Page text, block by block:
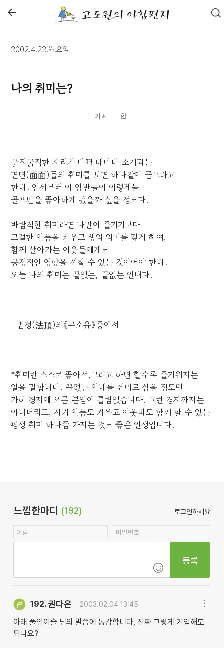
←
2002.4.22.월요일
나의 취미는?
굵직굵직한 자리가 바뀔 때마다 소개되는
면면(面面)들의 취미를 보면 하나같이 골프라고
한다. 언제부터 이 양반들이 이렇게들
골프만을 좋아하게 됐을까 싶을 정도다.
바람직한 취미라면 나만이 즐기기보다
고결한 인품을 키우고 생의 의미를 깊게 하여,
함께 살아가는 이웃들에게도
긍정적인 영향을 끼칠 수 있는 것이어야 한다.
오늘 나의 취미는 끝없는, 끝없는 인내다.
- 법정(法頂)의《무소유》중에서 -
*취미란 스스로 좋아서,그리고 하면 할수록 즐거워지는
일을 말합니다. 끝없는 인내를 취미로 삼을 정도면
가히 경지에 오른 분임에 틀림없습니다. 그런 경지까지는
아니더라도, 자기 인품도 키우고 이웃과도 함께 할 수 있는
평생 취미 하나쯤 가지는 것도 좋은 인생입니다.
느낌한마디 (192) 로그인하세요
등록
192. 권다은 2003.02.04 13:45
아래 풀잎이슬 님의 말씀에 동감합니다, 진짜 그렇게 기입해도
되나요?